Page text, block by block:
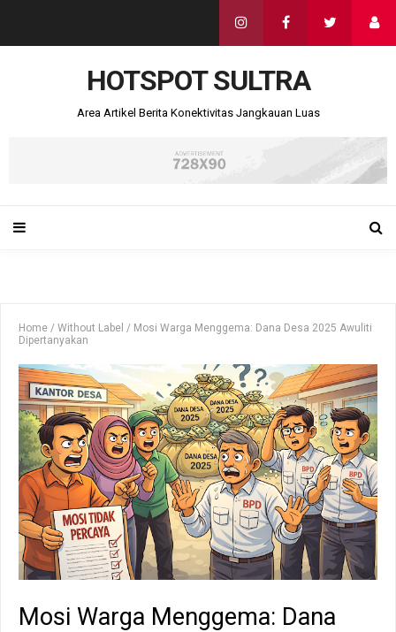
HOTSPOT SULTRA
Area Artikel Berita Konektivitas Jangkauan Luas
Home / Without Label / Mosi Warga Menggema: Dana Desa 2025 Awuliti
Dipertanyakan
Mosi Warga Menggema: Dana